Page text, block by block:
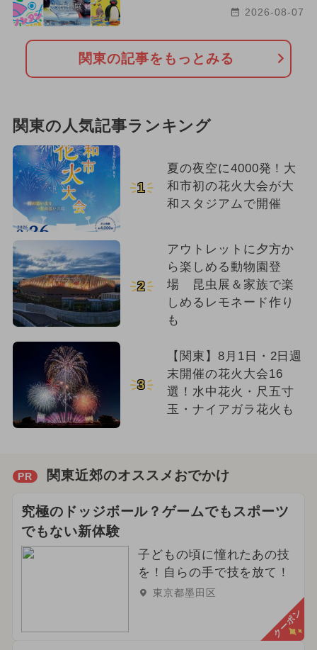
2026-08-07
関東の記事をもっとみる
関東の人気記事ランキング
1
夏の夜空に4000発！大
和市初の花火大会が大
和スタジアムで開催
2
アウトレットに夕方か
ら楽しめる動物園登
場 昆虫展＆家族で楽
しめるレモネード作り
も
3
【関東】8月1日・2日週
末開催の花火大会16
選！水中花火・尺五寸
玉・ナイアガラ花火も
PR 関東近郊のオススメおでかけ
究極のドッジボール？ゲームでもスポーツ
でもない新体験
子どもの頃に憧れたあの技
を！自らの手で技を放て！
東京都墨田区
クーポン